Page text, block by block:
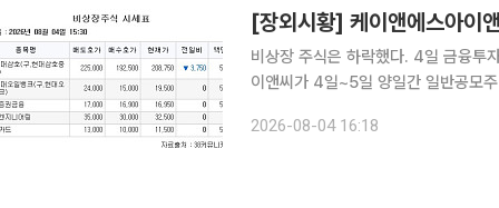
[장외시황] 케이앤에스아이
비상장 주식은 하락했다. 4일 금융투자 업계에 따르면 위성통신 안테나 솔루션 기업 케이앤에스아
이앤씨가 4일~5일 양일간 일반공모
랩은 3일~7일까지 기관투자자 대상
2026-08-04 16:18